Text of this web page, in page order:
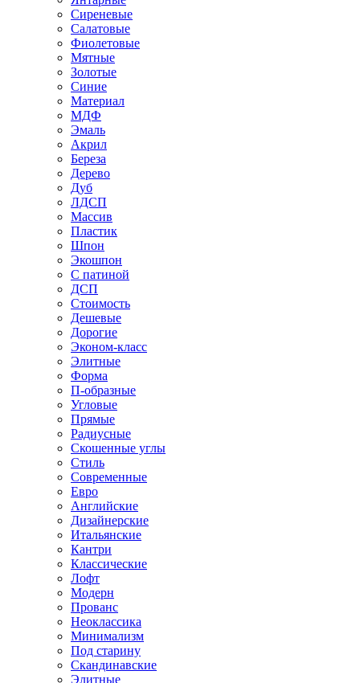
Сиреневые
Салатовые
Фиолетовые
Мятные
Золотые
Синие
Материал
МДФ
Эмаль
Акрил
Береза
Дерево
Дуб
ЛДСП
Массив
Пластик
Шпон
Экошпон
С патиной
ДСП
Стоимость
Дешевые
Дорогие
Эконом-класс
Элитные
Форма
П-образные
Угловые
Прямые
Радиусные
Скошенные углы
Стиль
Современные
Евро
Английские
Дизайнерские
Итальянские
Кантри
Классические
Лофт
Модерн
Прованс
Неоклассика
Минимализм
Под старину
Скандинавские
Элитные